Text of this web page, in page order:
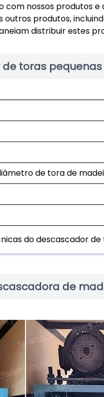
nossos produtos e
produtos,
distribuir estes
toras pequenas
de tora de
do descascador
de